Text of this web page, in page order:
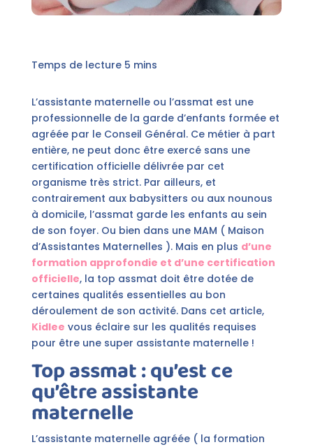
L’assistante maternelle ou l’assmat est une
professionnelle de la garde d’enfants formée et
agréée par le Conseil Général. Ce métier à part
entière, ne peut donc être exercé sans une
certification officielle délivrée par cet
organisme très strict. Par ailleurs, et
contrairement aux babysitters ou aux nounous
à domicile, l’assmat garde les enfants au sein
de son foyer. Ou bien dans une MAM ( Maison
d’Assistantes Maternelles ). Mais en plus d’une
formation approfondie et d’une certification
officielle, la top assmat doit être dotée de
certaines qualités essentielles au bon
déroulement de son activité. Dans cet article,
Kidlee vous éclaire sur les qualités requises
pour être une super assistante maternelle !
Top assmat : qu’est ce
qu’être assistante
maternelle
L’assistante maternelle agréée ( la formation